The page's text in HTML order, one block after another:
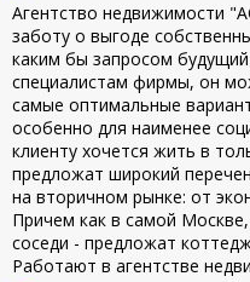
Агентство недвижимости
заботу о выгоде
каким бы запросом
специалистам фирмы, он
самые оптимальные
особенно для наименее
клиенту хочется жить в
предложат широкий
на вторичном рынке: от
Причем как в самой
соседи - предложат
Работают в агентстве